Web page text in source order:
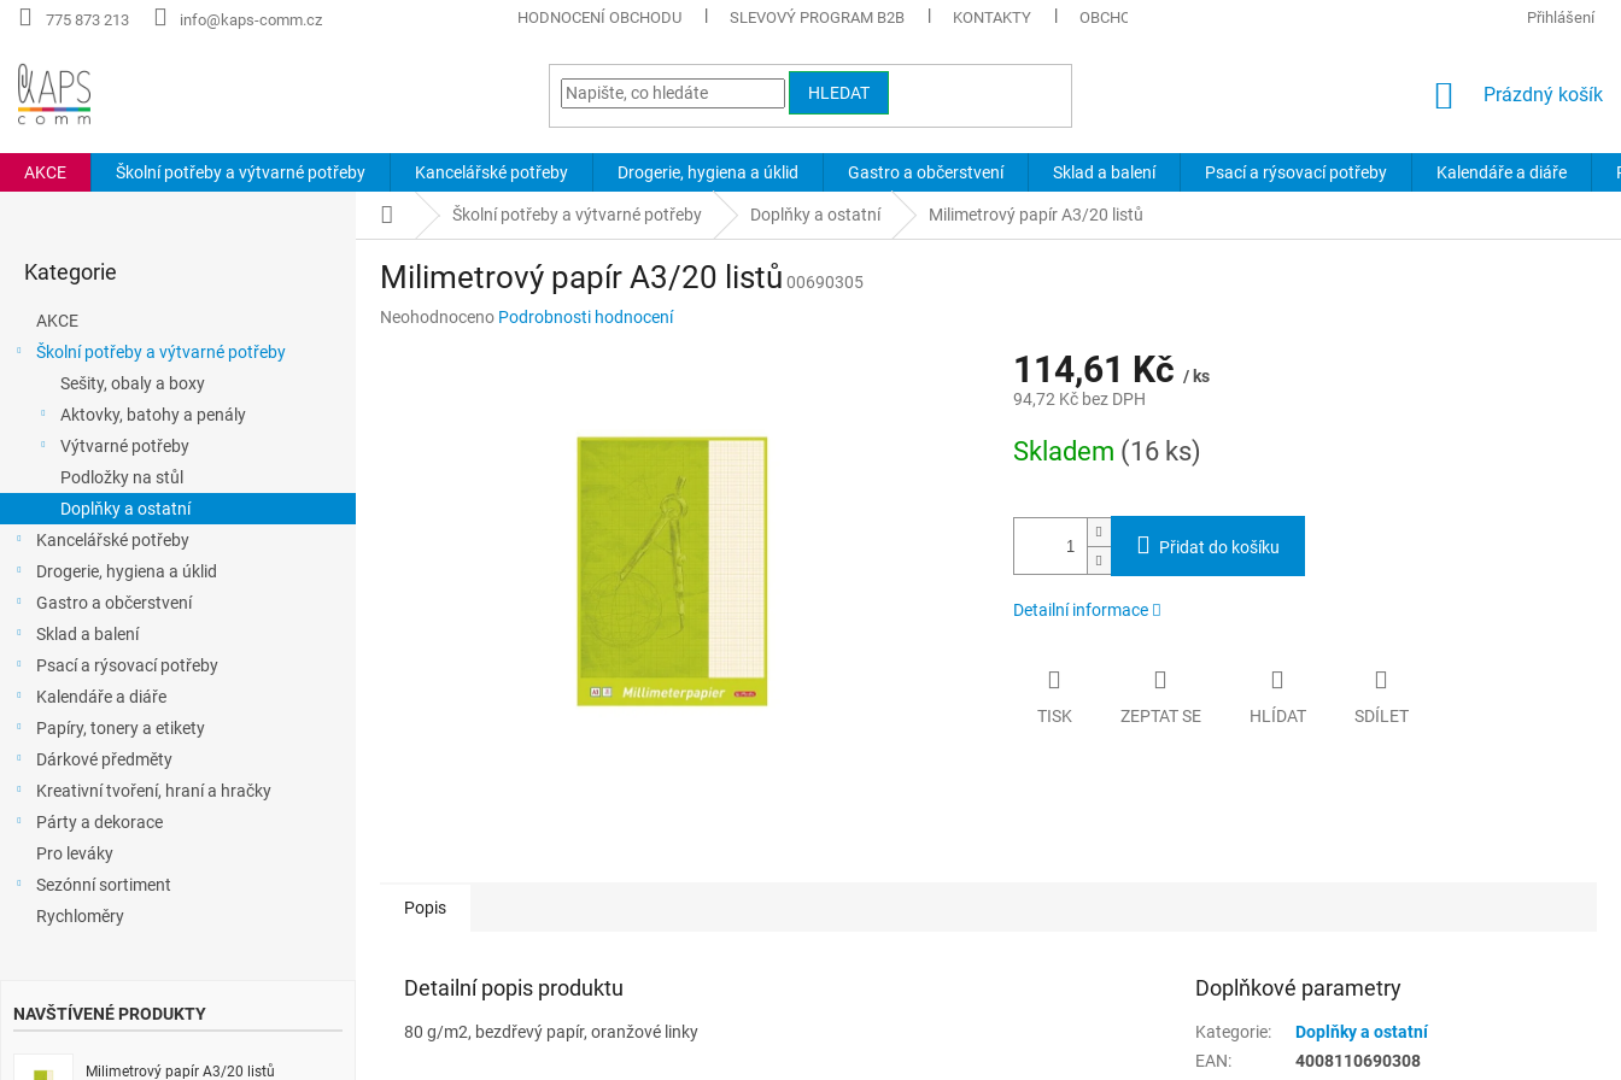
Přejít
775 873 213 info@kaps-comm.cz HODNOCENÍ OBCHODU SLEVOVÝ PROGRAM B2B KONTAKTY OBCHODNÍ PODMÍNKY PODMÍNKY OCHRANY OSOBNÍCH ÚDAJŮ
Přihlášení
HLEDAT
NÁKUPNÍ
Prázdný košík
AKCE Školní potřeby a výtvarné potřeby Kancelářské potřeby Drogerie, hygiena a úklid Gastro a občerstvení Sklad a balení Psací a rýsovací potřeby Kalendáře a diáře
n
e
kategorie
Kategorie
AKCE
Školní potřeby a výtvarné potřeby
Sešity, obaly a boxy
Aktovky, batohy a penály
Výtvarné potřeby
Podložky na stůl
Doplňky a ostatní
Kancelářské potřeby
Drogerie, hygiena a úklid
Gastro a občerstvení
Sklad a balení
Psací a rýsovací potřeby
Kalendáře a diáře
Papíry, tonery a etikety
Dárkové předměty
Kreativní tvoření, hraní a hračky
Párty a dekorace
Pro leváky
Sezónní sortiment
Rychloměry
NAVŠTÍVENÉ PRODUKTY
Milimetrový papír A3/20 listů
Domů Školní potřeby a výtvarné potřeby Doplňky a ostatní Milimetrový papír A3/20 listů
Milimetrový papír A3/20 listů 00690305
Průměrné
Neohodnoceno Podrobnosti hodnocení
114,61 Kč / ks
94,72 Kč bez DPH
cena:
Skladem (16 ks)
Přidat do košíku
Detailní informace
TISK ZEPTAT SE HLÍDAT SDÍLET
Popis
Detailní popis produktu
80 g/m2, bezdřevý papír, oranžové linky
Doplňkové parametry
Kategorie:
Doplňky a ostatní
EAN: 4008110690308